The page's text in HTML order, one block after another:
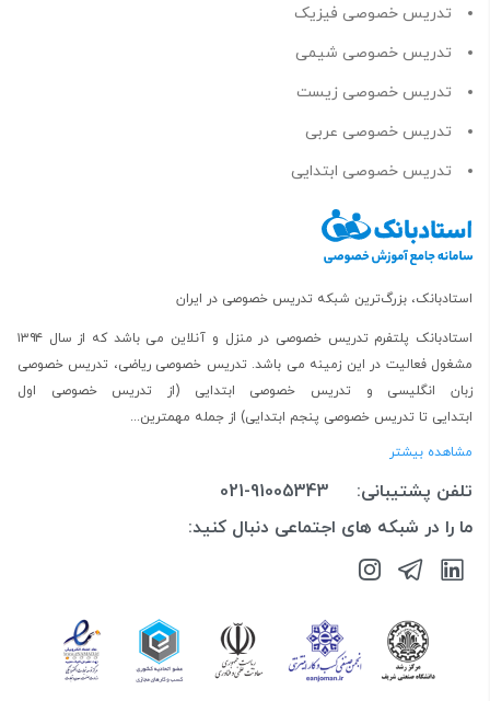
تدریس خصوصی فیزیک
تدریس خصوصی شیمی
تدریس خصوصی زیست
تدریس خصوصی عربی
تدریس خصوصی ابتدایی
استادبانک، بزرگ‌ترین شبکه تدریس خصوصی در ایران
استادبانک پلتفرم تدریس خصوصی در منزل و آنلاین
می باشد که از سال ۱۳۹۴
مشغول فعالیت در این زمینه می باشد.تدریس خصوصی ریاضی، تدریس خصوصی
زبان انگلیسی و تدریس خصوصی ابتدایی (از
تدریس خصوصی اول
ابتدایی تا تدریس خصوصی پنجم ابتدایی) از جمله مهمترین...
مشاهده بیشتر
تلفن پشتیبانی:
021-91005343
ما را در شبکه های اجتماعی دنبال کنید: